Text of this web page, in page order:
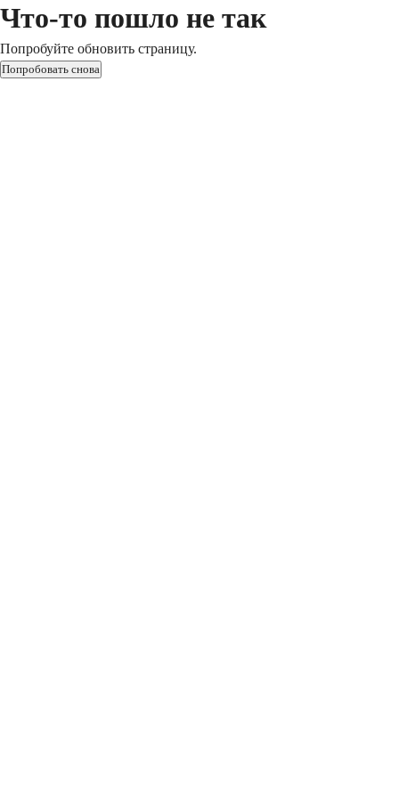
Что-то пошло не так
Попробуйте обновить страницу.
Попробовать снова